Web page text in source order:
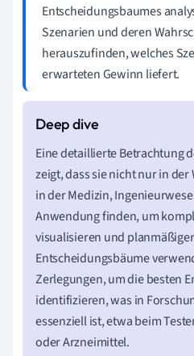
Entscheidungsbaumes
Szenarien und deren
herauszufinden, welches
erwarteten Gewinn liefert.
Eine detaillierte Betrachtung
zeigt, dass sie nicht nur in
in der Medizin,
Anwendung finden, um
visualisieren und
Entscheidungsbäume
Zerlegungen, um die besten
identifizieren, was in
essenziell ist, etwa beim
oder Arzneimittel.